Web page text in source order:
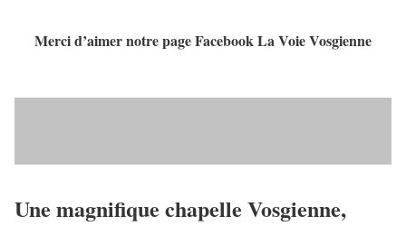
Merci d’aimer notre page Facebook La Voie Vosgienne
Une magnifique chapelle Vosgienne,